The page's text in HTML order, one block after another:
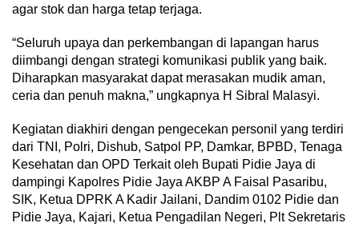
agar stok dan harga tetap terjaga.
“Seluruh upaya dan perkembangan di lapangan harus
diimbangi dengan strategi komunikasi publik yang baik.
Diharapkan masyarakat dapat merasakan mudik aman,
ceria dan penuh makna,” ungkapnya H Sibral Malasyi.
Kegiatan diakhiri dengan pengecekan personil yang terdiri
dari TNI, Polri, Dishub, Satpol PP, Damkar, BPBD, Tenaga
Kesehatan dan OPD Terkait oleh Bupati Pidie Jaya di
dampingi Kapolres Pidie Jaya AKBP A Faisal Pasaribu,
SIK, Ketua DPRK A Kadir Jailani, Dandim 0102 Pidie dan
Pidie Jaya, Kajari, Ketua Pengadilan Negeri, Plt Sekretaris